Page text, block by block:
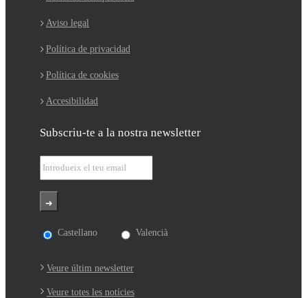
Aviso legal
Política de privacidad
Política de cookies
Accesibilidad
Subscriu-te a la nostra newsletter
Castellano Valencià
Veure últim newsletter
Veure totes les notícies